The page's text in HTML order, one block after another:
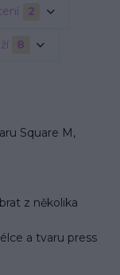
2
8
Square M,
z několika
a tvaru press